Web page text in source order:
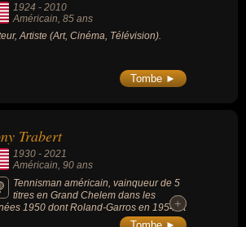
1924 - 2010
Américain , 85 ans
Artiste (Art, Cinéma, Télévision).
Tombe ►
Trabert
1930 - 2021
Américain, 90 ans
Tennisman américain, vainqueur de 5
titres en Grand Chelem dans les
1950 dont Roland-Garros en 1954 et
Son record de 106 victoires et 18 titres
+
+